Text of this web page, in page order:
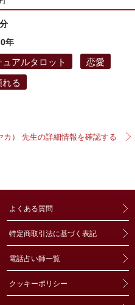
年
アルタロット
恋愛
る
カ） 先生の詳細情報を確認する
よくある質問
特定商取引法に基づく表記
電話占い師一覧
クッキーポリシー